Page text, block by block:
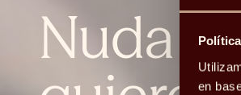
en
Nuda